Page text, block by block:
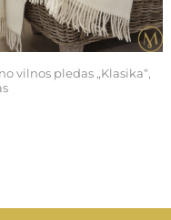
vilnos pledas „Klasika“,